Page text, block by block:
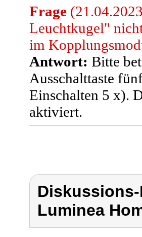
Frage
Leuchtkugel"
im
Antwort: Bitte
Ausschalttaste
Einschalten 5 x).
aktiviert.
Luminea